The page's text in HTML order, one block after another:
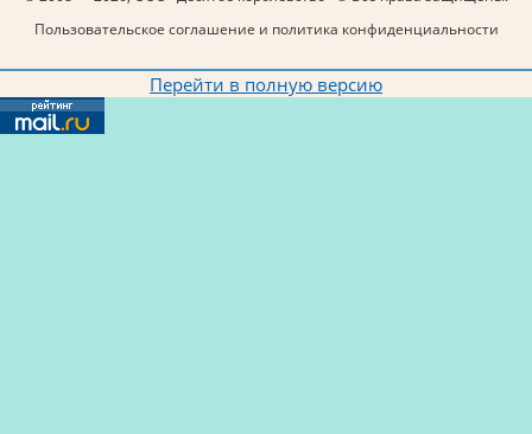
Пользовательское соглашение и политика конфиденциальности
Перейти в полную версию